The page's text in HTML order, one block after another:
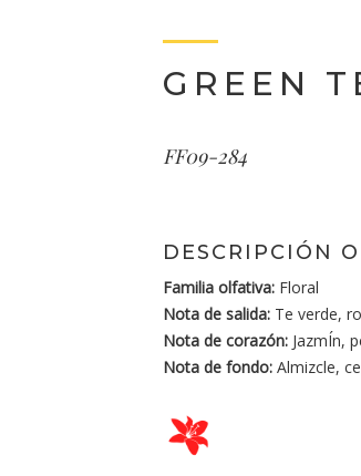
GREEN
FF09-284
DESCRIPCIÓN
Familia olfativa: Floral
Nota de salida: Te verde,
Nota de corazón: JazmÍn,
Nota de fondo: Almizcle,